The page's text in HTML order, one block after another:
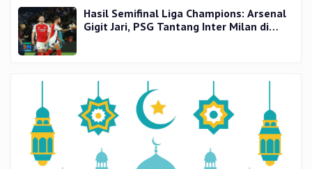
Hasil Semifinal Liga Champions: Arsenal
Gigit Jari, PSG Tantang Inter Milan di